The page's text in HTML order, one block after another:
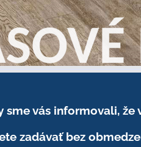
sme vás informovali, že
zadávať bez